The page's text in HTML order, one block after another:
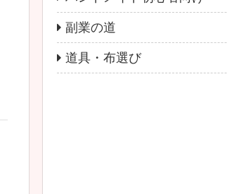
副業の道
道具・布選び